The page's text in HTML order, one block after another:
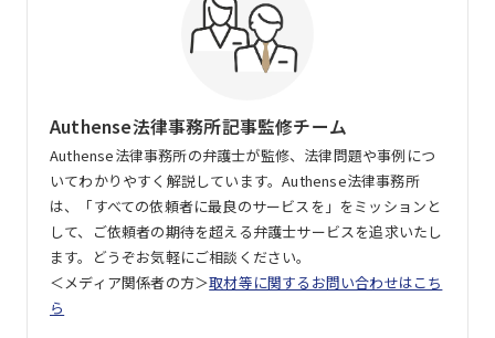
Authense法律事務所記事監修チーム
Authense法律事務所の弁護士が監修、法律問題や事例につ
いてわかりやすく解説しています。Authense法律事務所
は、「すべての依頼者に最良のサービスを」をミッションと
して、ご依頼者の期待を超える弁護士サービスを追求いたし
ます。どうぞお気軽にご相談ください。
＜メディア関係者の方＞取材等に関するお問い合わせはこち
ら